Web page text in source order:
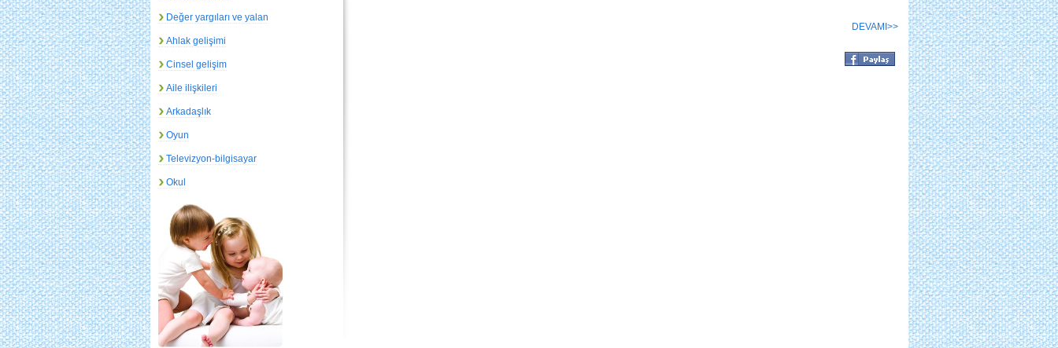
Değer yargıları ve yalan
Ahlak gelişimi
Cinsel gelişim
Aile ilişkileri
Arkadaşlık
Oyun
Televizyon-bilgisayar
Okul
DEVAMI>>